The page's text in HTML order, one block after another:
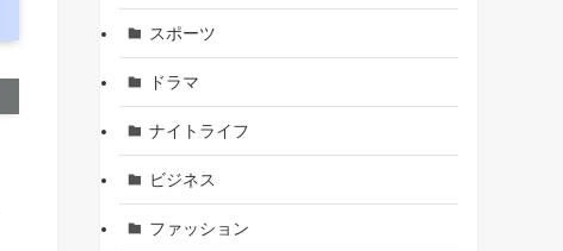
スポーツ
ドラマ
ナイトライフ
ビジネス
ファッション